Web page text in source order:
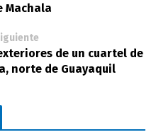
Machala
de un cuartel de
norte de Guayaquil